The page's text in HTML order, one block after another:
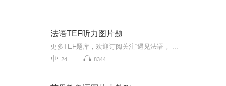
法语TEF听力图片题
更多TEF题库，欢迎订阅关注“遇见法语”。...
24 8344